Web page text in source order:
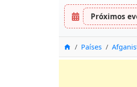
Próximos
InicioPaíses